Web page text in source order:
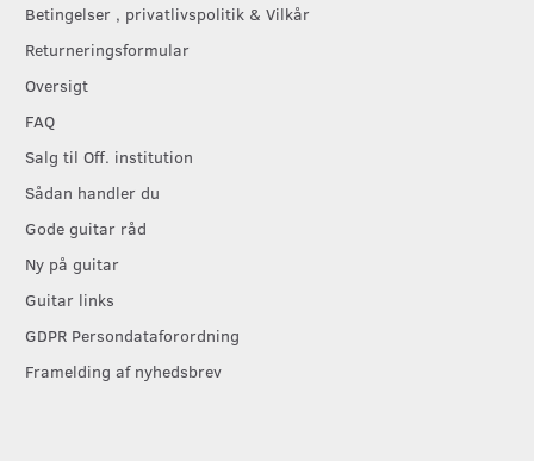
Betingelser , privatlivspolitik & Vilkår
Returneringsformular
Oversigt
FAQ
Salg til Off. institution
Sådan handler du
Gode guitar råd
Ny på guitar
Guitar links
GDPR Persondataforordning
Framelding af nyhedsbrev